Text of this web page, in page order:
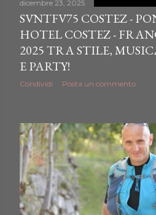
dicembre 23, 2025
SVNTFV75 COSTEZ -
HOTEL COSTEZ -
2025 TRA STILE,
E PARTY!
Condividi Posta un commento